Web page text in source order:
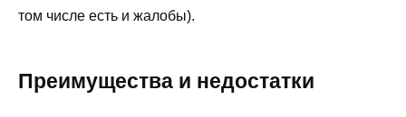
том числе есть и жалобы).
Преимущества и недостатки